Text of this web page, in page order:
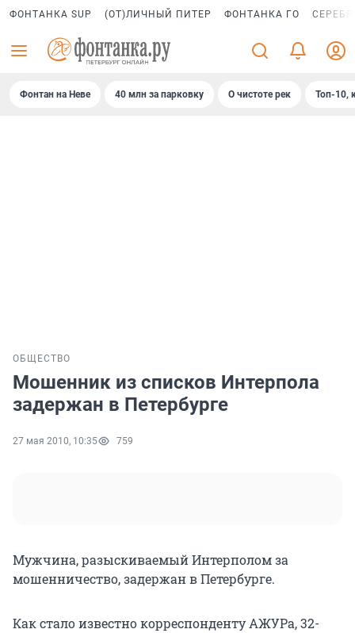
ФОНТАНКА SUP (ОТ)ЛИЧНЫЙ ПИТЕР ФОНТАНКА ГО
Фонтан на Неве 40 млн за парковку О чистоте рек Топ-10,
ОБЩЕСТВО
Мошенник из списков Интерпола
задержан в Петербурге
27 мая 2010, 10:35 759
Мужчина, разыскиваемый Интерполом за
мошенничество, задержан в Петербурге.
Как стало известно корреспонденту АЖУРа, 32-